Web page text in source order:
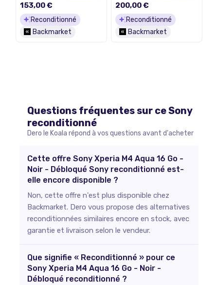
153,00 €
Reconditionné
Backmarket
200,00 €
Reconditionné
Backmarket
Questions fréquentes sur ceSony
reconditionné
Dero le Koala répond à vos questions avant d'acheter
Cette offre Sony Xperia M4 Aqua 16 Go -
Noir - Débloqué Sony reconditionné est-
elle encore disponible ?
Non, cette offre n'est plus disponible chez
Backmarket. Dero vous propose des alternatives
reconditionnées similaires encore en stock, avec
garantie et livraison selon le vendeur.
Que signifie « Reconditionné » pour ce
Sony Xperia M4 Aqua 16 Go - Noir -
Débloqué reconditionné ?